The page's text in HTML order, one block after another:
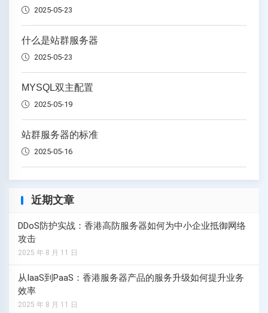
2025-05-23
什么是站群服务器
2025-05-23
MYSQL双主配置
2025-05-19
站群服务器的标准
2025-05-16
近期文章
DDoS防护实战：香港高防服务器如何为中小企业抵御网络
攻击
2025 年 8 月 11 日
从IaaS到PaaS：香港服务器产品的服务升级如何提升业务
效率
2025 年 8 月 11 日